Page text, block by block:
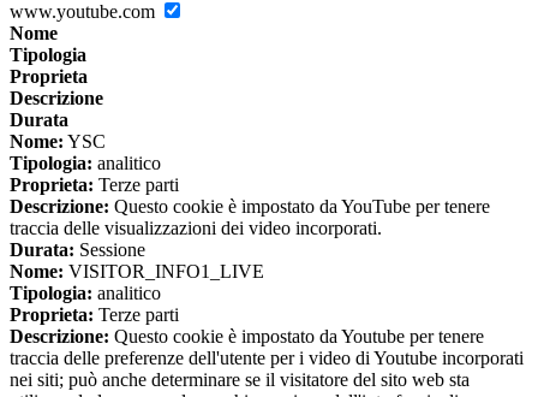
www.youtube.com
Nome
Tipologia
Proprieta
Descrizione
Durata
Nome: YSC
Tipologia: analitico
Proprieta: Terze parti
Descrizione: Questo cookie è impostato da YouTube per tenere
traccia delle visualizzazioni dei video incorporati.
Durata: Sessione
Nome: VISITOR_INFO1_LIVE
Tipologia: analitico
Proprieta: Terze parti
Descrizione: Questo cookie è impostato da Youtube per tenere
traccia delle preferenze dell'utente per i video di Youtube incorporati
nei siti; può anche determinare se il visitatore del sito web sta